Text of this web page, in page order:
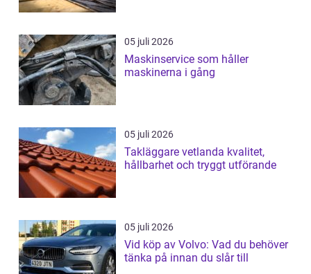
05 juli 2026
Maskinservice som håller
maskinerna i gång
05 juli 2026
Takläggare vetlanda kvalitet,
hållbarhet och tryggt utförande
05 juli 2026
Vid köp av Volvo: Vad du behöver
tänka på innan du slår till